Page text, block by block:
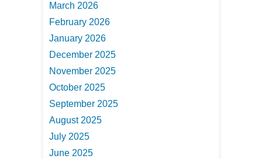
March 2026
February 2026
January 2026
December 2025
November 2025
October 2025
September 2025
August 2025
July 2025
June 2025